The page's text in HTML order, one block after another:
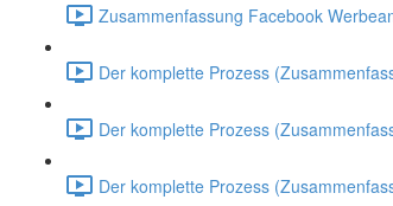
Zusammenfassung Facebook
Der komplette Prozess
Der komplette Prozess
Der komplette Prozess